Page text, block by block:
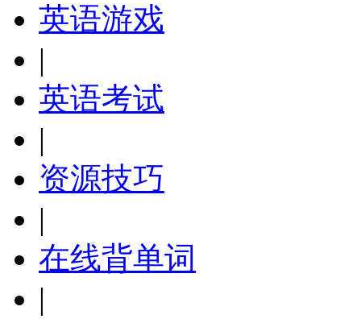
英语游戏
|
英语考试
|
资源技巧
|
在线背单词
|